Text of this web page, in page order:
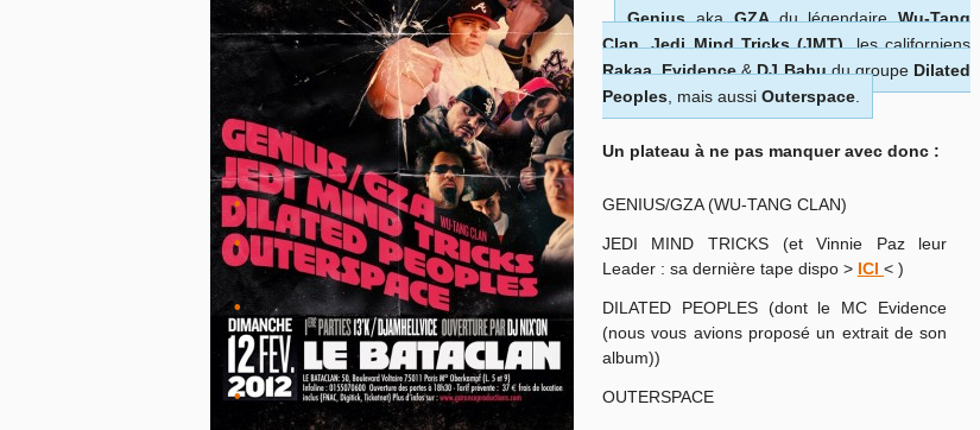
GeniusakaGZAdu légendaireWu-Tang
Clan,Jedi Mind Tricks (JMT), les californiens
Rakaa,Evidence&DJ Babudu groupe Dilated
Peoples, mais aussi Outerspace.
Un plateau à ne pas manquer avec donc :
GENIUS/GZA (WU-TANG CLAN)
JEDI MIND TRICKS (et Vinnie Paz leur
Leader : sa dernière tape dispo > ICI < )
DILATED PEOPLES (dont le MC Evidence
(nous vous avions proposé un extrait de son
album))
OUTERSPACE